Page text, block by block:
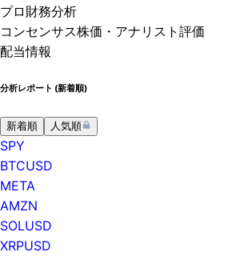
プロ 財務分析
コンセンサス株価 ・アナリスト評価
配当情報
分析レポート (新着順)
新着順 人気順
SPY
BTCUSD
META
AMZN
SOLUSD
XRPUSD